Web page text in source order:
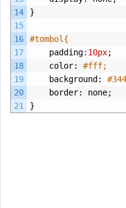
14
15
16
17
18
19
20
21
}
#tombol{
padding: 10px;
color:
#fff;
background :
border: none;
}